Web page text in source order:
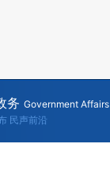
务 Government Affairs
民声前沿